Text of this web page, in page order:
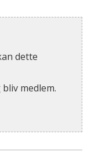
dette
medlem.